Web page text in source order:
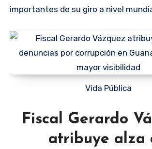
importantes de su giro a nivel
Vida Pública
Fiscal Gerardo
atribuye alza